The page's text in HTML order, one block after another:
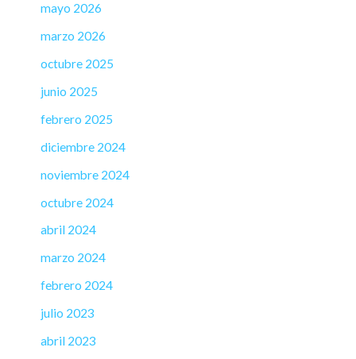
mayo 2026
marzo 2026
octubre 2025
junio 2025
febrero 2025
diciembre 2024
noviembre 2024
octubre 2024
abril 2024
marzo 2024
febrero 2024
julio 2023
abril 2023